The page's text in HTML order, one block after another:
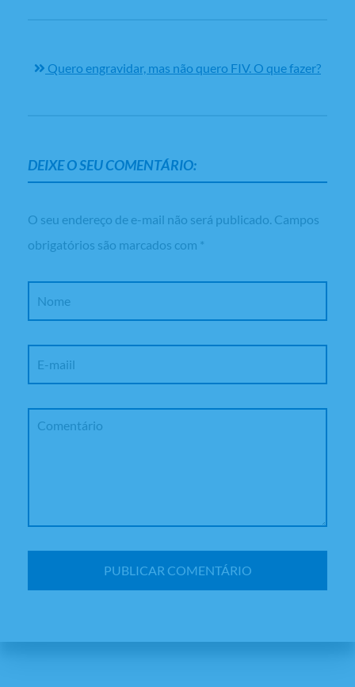
Quero engravidar, mas não quero FIV. O que fazer?
DEIXE O SEU COMENTÁRIO:
O seu endereço de e-mail não será publicado. Campos
obrigatórios são marcados com *